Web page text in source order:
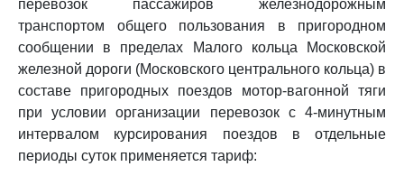
перевозок пассажиров железнодорожным
транспортом общего пользования в пригородном
сообщении в пределах Малого кольца Московской
железной дороги (Московского центрального кольца) в
составе пригородных поездов мотор-вагонной тяги
при условии организации перевозок с 4-минутным
интервалом курсирования поездов в отдельные
периоды суток применяется тариф: